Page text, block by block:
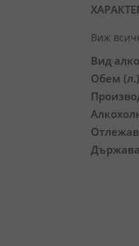
Виж
Вид
Обем (л.)
Държава